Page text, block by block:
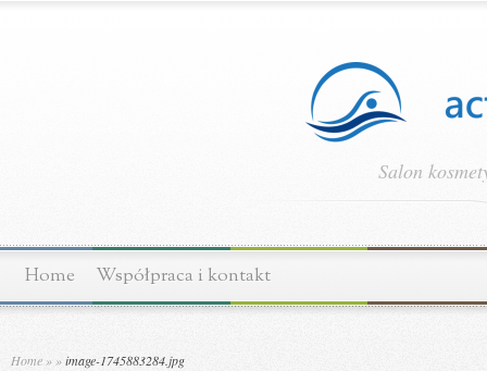
Salon
Home Współpraca i kontakt
Home » »image-1745883284.jpg